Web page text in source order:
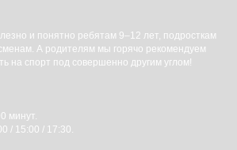
и понятно ребятам 9–12 лет, подросткам
А родителям мы горячо рекомендуем
на спорт под совершенно другим углом!
минут.
/ 15:00 / 17:30.